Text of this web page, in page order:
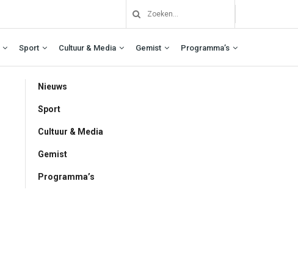
Sport Cultuur & Media Gemist Programma’s
Nieuws
Sport
Cultuur & Media
Gemist
Programma’s